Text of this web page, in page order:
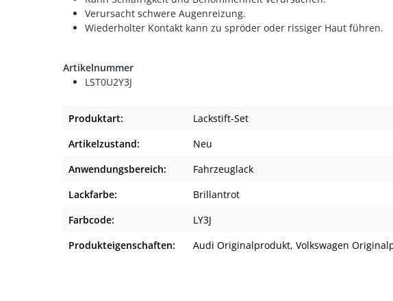
Verursacht schwere Augenreizung.
Wiederholter Kontakt kann zu spröder oder rissiger Haut führen.
Artikelnummer
LST0U2Y3J
Produktart:
Lackstift-Set
Artikelzustand:
Neu
Anwendungsbereich:
Fahrzeuglack
Lackfarbe:
Brillantrot
Farbcode:
LY3J
Produkteigenschaften:
Audi Originalprodukt, Volkswagen